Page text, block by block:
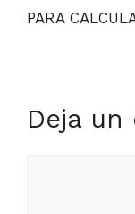
PARA
Deja